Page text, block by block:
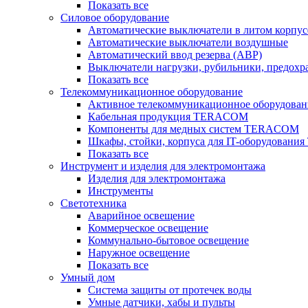
Показать все
Силовое оборудование
Автоматические выключатели в литом
Автоматические выключатели воздушные
Автоматический ввод резерва (АВР)
Выключатели нагрузки, рубильники,
Показать все
Телекоммуникационное оборудование
Активное телекоммуникационное
Кабельная продукция TERACOM
Компоненты для медных систем TERACOM
Шкафы, стойки, корпуса для IT-
Показать все
Инструмент и изделия для электромонтажа
Изделия для электромонтажа
Инструменты
Светотехника
Аварийное освещение
Коммерческое освещение
Коммунально-бытовое освещение
Наружное освещение
Показать все
Умный дом
Система защиты от протечек воды
Умные датчики, хабы и пульты